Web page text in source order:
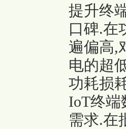
提升终
口碑.在
遍偏高,
电的超
功耗损
IoT终端
需求.在